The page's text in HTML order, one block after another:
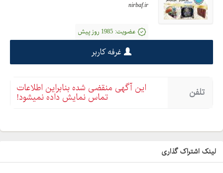
nirbaf.ir
عضویت: 1985 روز پیش
غرفه کاربر
تلفن این آگهی منقضی شده بنابراین اطلاعات
تماس نمایش داده نمیشود!
لینک اشتراک گذاری